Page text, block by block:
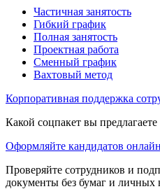
Частичная занятость
Гибкий график
Полная занятость
Проектная работа
Сменный график
Вахтовый метод
Корпоративная поддержка
Какой соцпакет вы
Оформляйте кандидатов онлайн
Проверяйте сотрудников и
документы без бумаг и личных